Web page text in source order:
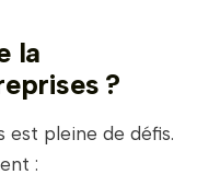
la
?
est pleine de défis.
: